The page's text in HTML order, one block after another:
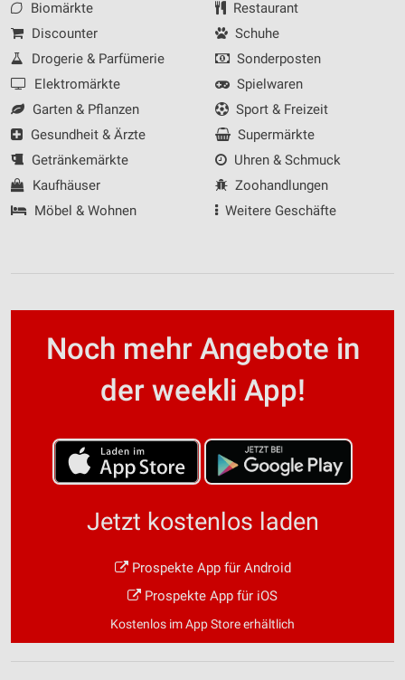
Biomärkte
Discounter
Drogerie & Parfümerie
Elektromärkte
Garten & Pflanzen
Gesundheit & Ärzte
Getränkemärkte
Kaufhäuser
Möbel & Wohnen
Restaurant
Schuhe
Sonderposten
Spielwaren
Sport & Freizeit
Supermärkte
Uhren & Schmuck
Zoohandlungen
Weitere Geschäfte
Noch mehr Angebote in
der weekli App!
Jetzt kostenlos laden
Prospekte App für Android
Prospekte App für iOS
Kostenlos im App Store erhältlich